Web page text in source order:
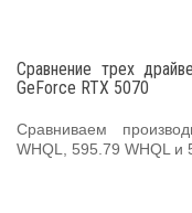
Сравнение трех
GeForce RTX 5070
Сравниваем
WHQL, 595.79 WHQL и